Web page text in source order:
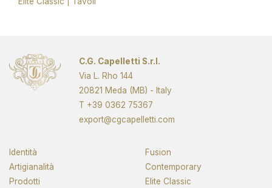
C.G. Capelletti S.r.l.
Via L. Rho 144
20821 Meda (MB) - Italy
T +39 0362 75367
export@cgcapelletti.com
Identità
Artigianalità
Prodotti
Fusion
Contemporary
Elite Classic